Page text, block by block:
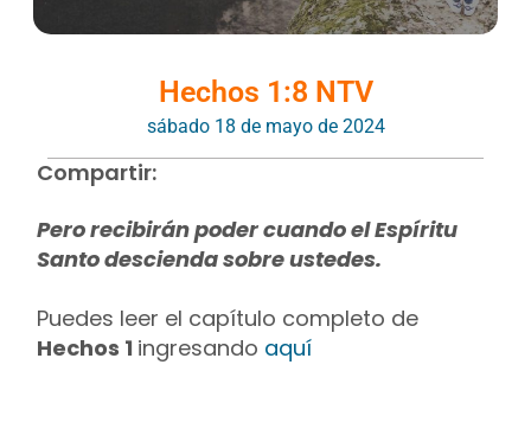
Hechos 1:8 NTV
sábado 18 de mayo de 2024
Compartir:
Pero recibirán poder cuando el Espíritu
Santo descienda sobre ustedes.
Puedes leer el capítulo completo de
Hechos 1 ingresando aquí